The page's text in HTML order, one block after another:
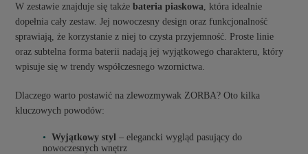
W zestawie znajduje się takżebateria piaskowa , która idealnie
dopełnia cały zestaw. Jej nowoczesny design oraz funkcjonalność
sprawiają, że korzystanie z niej to czysta przyjemność. Proste linie
oraz subtelna forma baterii nadają jej wyjątkowego charakteru, który
wpisuje się w trendy współczesnego wzornictwa.
Dlaczego warto postawić na zlewozmywak ZORBA? Oto kilka
kluczowych powodów:
Wyjątkowy styl – elegancki wygląd pasujący do
nowoczesnych wnętrz